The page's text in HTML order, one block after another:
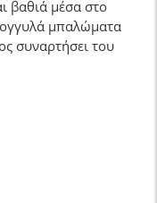
βαθιά μέσα στο
μπαλώματα
συναρτήσει του